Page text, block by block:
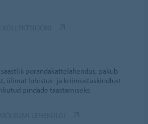
põrandakattelahendus, pakub
ülimat lohistus- ja kriimustuskindlust
pindade taastamiseks.